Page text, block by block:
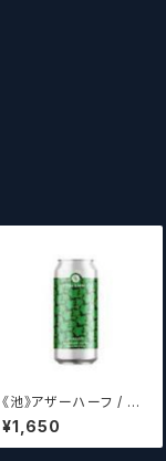
《池》アザーハーフ / Ot
her Half Brewing Da
nk Ivy【クラフトビール
シザーズ】
¥1,650